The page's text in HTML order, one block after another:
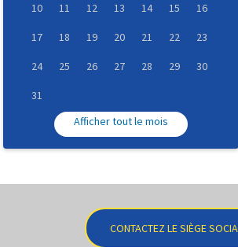
10 11 12 13 14 15 16
17 18 19 20 21 22 23
24 25 26 27 28 29 30
31
Afficher tout le mois
CONTACTEZ LE SIÈGE